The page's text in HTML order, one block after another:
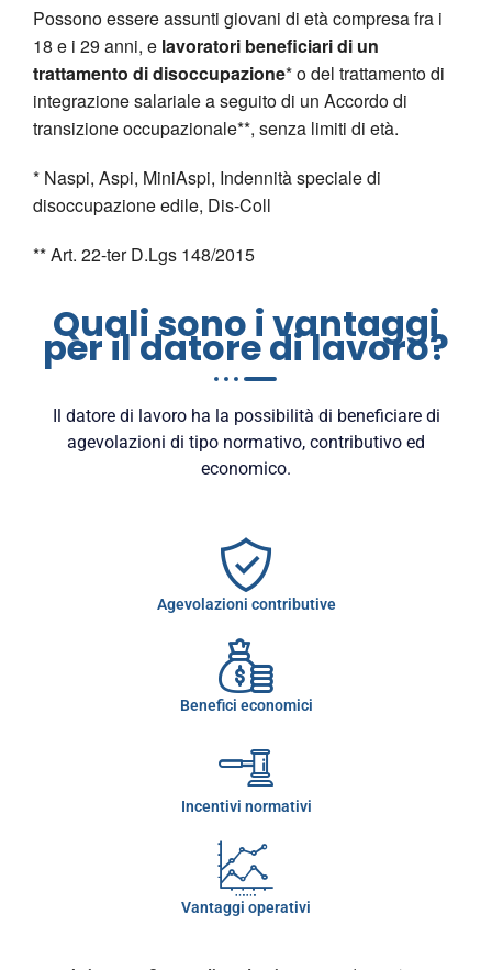
Possono essere assunti giovani di età compresa fra i
18 e i 29 anni, e lavoratori beneficiari di un
trattamento di disoccupazione* o del trattamento di
integrazione salariale a seguito di un Accordo di
transizione occupazionale**, senza limiti di età.
* Naspi, Aspi, MiniAspi, Indennità speciale di
disoccupazione edile, Dis-Coll
** Art. 22-ter D.Lgs 148/2015
Quali sono i vantaggi
per il datore di lavoro?
Il datore di lavoro ha la possibilità di beneficiare di
agevolazioni di tipo normativo, contributivo ed
economico.
Agevolazioni contributive
Benefici economici
Incentivi normativi
Vantaggi operativi